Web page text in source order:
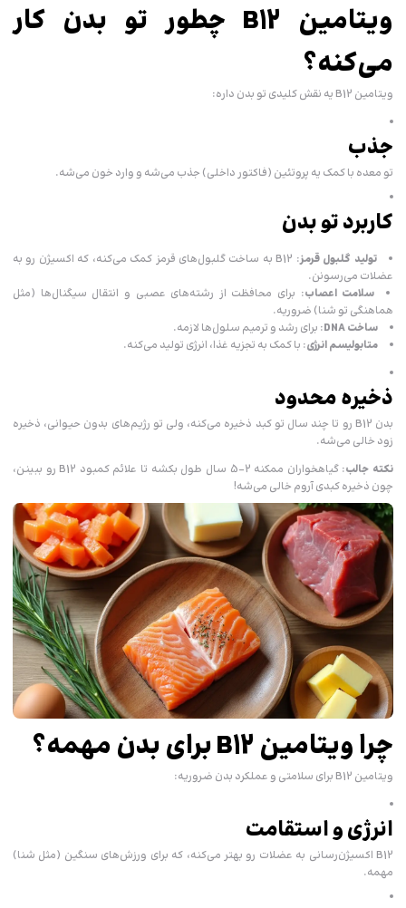
ویتامین B12 چطور تو بدن کار
می‌کنه؟
ویتامین B12 یه نقش کلیدی تو بدن داره:
جذب
تو معده با کمک یه پروتئین (فاکتور داخلی) جذب می‌شه و وارد خون می‌شه.
کاربرد تو بدن
تولید گلبول قرمز
: B12 به ساخت گلبول‌های قرمز کمک می‌کنه، که اکسیژن رو به
عضلات می‌رسونن.
سلامت اعصاب: برای محافظت از رشته‌های عصبی و انتقال سیگنال‌ها (مثل
هماهنگی تو شنا) ضروریه.
ساخت DNA
: برای رشد و ترمیم سلول‌ها لازمه.
متابولیسم انرژی: با کمک به تجزیه غذا، انرژی تولید می‌کنه.
ذخیره محدود
بدن B12 رو تا چند سال تو کبد ذخیره می‌کنه، ولی تو رژیم‌های بدون حیوانی، ذخیره
زود خالی می‌شه.
نکته جالب
: گیاهخواران ممکنه 2-5 سال طول بکشه تا علائم کمبود B12 رو ببینن،
چون ذخیره کبدی آروم خالی می‌شه!
چرا ویتامین B12 برای بدن مهمه؟
ویتامین B12 برای سلامتی و عملکرد بدن ضروریه:
انرژی و استقامت
B12 اکسیژن‌رسانی به عضلات رو بهتر می‌کنه، که برای ورزش‌های سنگین (مثل شنا)
مهمه.